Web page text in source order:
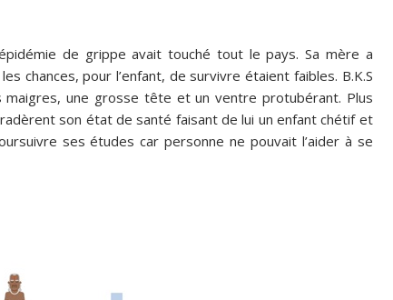
de grippe avait touché tout le pays. Sa mère a
chances, pour l’enfant, de survivre étaient faibles. B.K.S
une grosse tête et un ventre protubérant. Plus
son état de santé faisant de lui un enfant chétif et
ses études car personne ne pouvait l’aider à se